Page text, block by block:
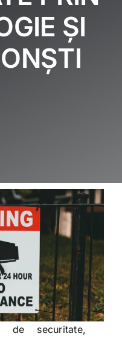
ȘI
de securitate,